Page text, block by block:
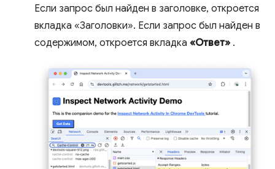
Если запрос был найден в заголовке, откроется
вкладка «Заголовки». Если запрос был найден в
содержимом, откроется вкладка «Ответ» .